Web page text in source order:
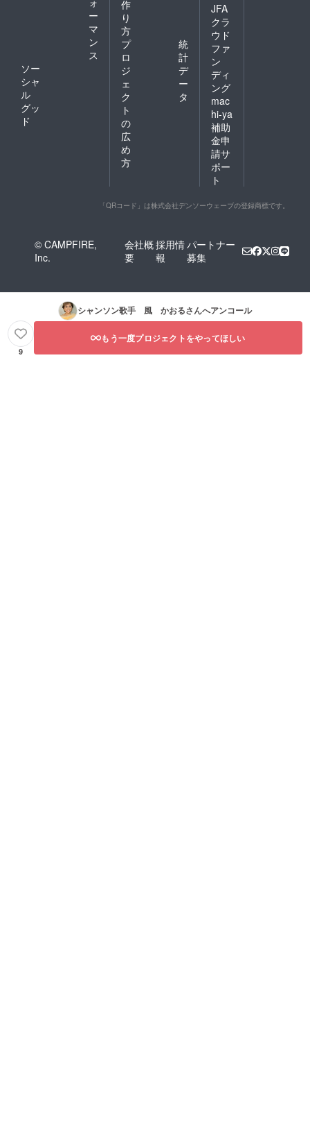
ー
マ
ン
ス
ソー
シャ
ル
グッ
ド
作
り
方
プ
ロ
ジ
ェ
ク
ト
の
広
め
方
統
計
デ
ー
タ
JFA
クラ
ウド
ファ
ン
ディ
ング
mac
hi-ya
補助
金申
請サ
ポー
ト
「QRコード」は株式会社デンソーウェーブの登録商標です。
© CAMPFIRE,
Inc.
会社概
要
採用情
報
パートナー
募集
シャンソン歌手 風 かおるさんへアンコール
9
もう一度プロジェクトをやってほしい